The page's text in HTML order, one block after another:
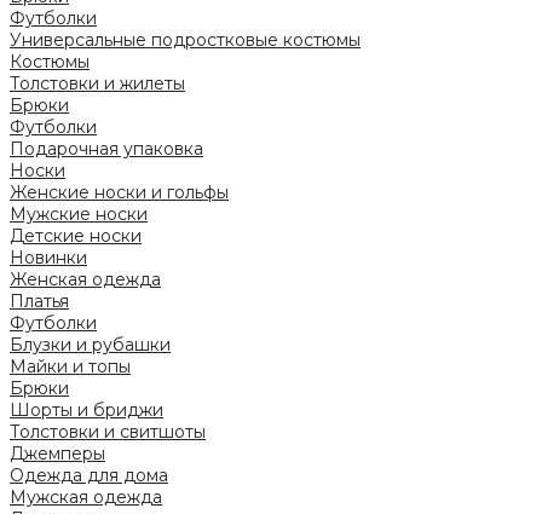
Футболки
Универсальные подростковые костюмы
Костюмы
Толстовки и жилеты
Брюки
Футболки
Подарочная упаковка
Носки
Женские носки и гольфы
Мужские носки
Детские носки
Новинки
Женская одежда
Платья
Футболки
Блузки и рубашки
Майки и топы
Брюки
Шорты и бриджи
Толстовки и свитшоты
Джемперы
Одежда для дома
Мужская одежда